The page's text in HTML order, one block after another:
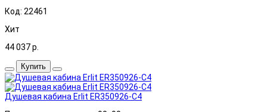
Код: 22461
Хит
44 037р.
Купить
Душевая кабина Erlit ER350926-C4